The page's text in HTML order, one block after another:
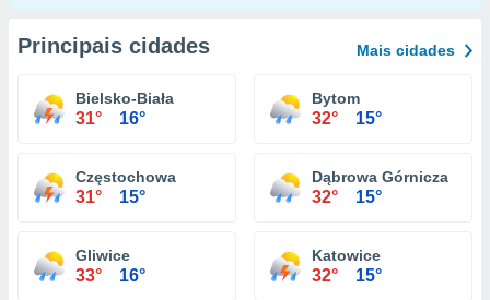
Principais cidades Mais cidades
Bielsko-Biała
31° 16°
Bytom
32° 15°
Częstochowa
31° 15°
Dąbrowa Górnicza
32° 15°
Gliwice
33° 16°
Katowice
32° 15°